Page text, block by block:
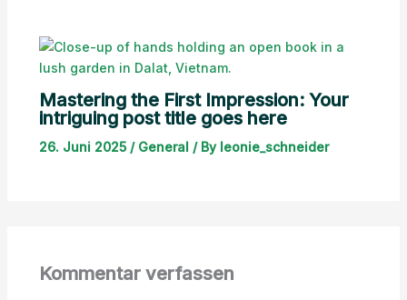
Mastering the First Impression: Your
intriguing post title goes here
26. Juni 2025 / General / By leonie_schneider
Kommentar verfassen